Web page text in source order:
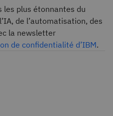
les plus étonnantes du
de l’automatisation, des
la newsletter
de confidentialité d’IBM.